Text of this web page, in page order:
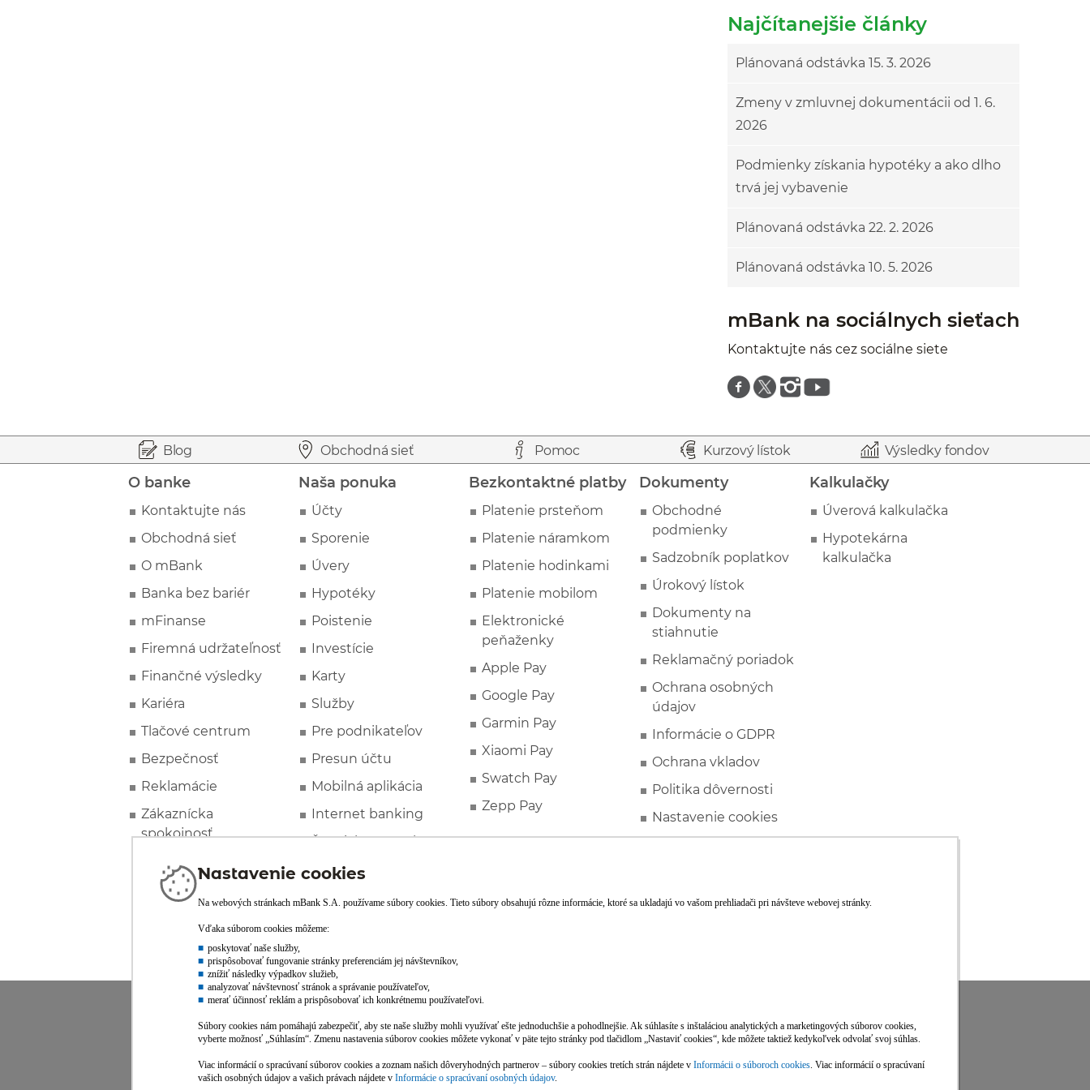
Najčítanejšie články
Plánovaná odstávka 15. 3. 2026
Zmeny v zmluvnej dokumentácii od 1. 6.
2026
Podmienky získania hypotéky a ako dlho
trvá jej vybavenie
Plánovaná odstávka 22. 2. 2026
Plánovaná odstávka 10. 5. 2026
mBank na sociálnych sieťach
Kontaktujte nás cez sociálne siete
Znajdź nas na facebooku
Znajdź nas na twitterze
Znajdź nas na instagramie
Znajdź nas na youtube
Blog Obchodná sieť Pomoc Kurzový lístok Výsledky fondov
O banke
Kontaktujte nás
Obchodná sieť
O mBank
Banka bez bariér
mFinanse
Firemná udržateľnosť
Finančné výsledky
Kariéra
Tlačové centrum
Bezpečnosť
Reklamácie
Zákaznícka
spokojnosť
Naša ponuka
Účty
Sporenie
Úvery
Hypotéky
Poistenie
Investície
Karty
Služby
Pre podnikateľov
Presun účtu
Mobilná aplikácia
Internet banking
Špeciálne ponuky
Bezkontaktné platby
Platenie prsteňom
Platenie náramkom
Platenie hodinkami
Platenie mobilom
Elektronické
peňaženky
Apple Pay
Google Pay
Garmin Pay
Xiaomi Pay
Swatch Pay
Zepp Pay
Dokumenty
Obchodné
podmienky
Sadzobník poplatkov
Úrokový lístok
Dokumenty na
stiahnutie
Reklamačný poriadok
Ochrana osobných
údajov
Informácie o GDPR
Ochrana vkladov
Politika dôvernosti
Nastavenie cookies
Kalkulačky
Úverová kalkulačka
Hypotekárna
kalkulačka
Viac informácií